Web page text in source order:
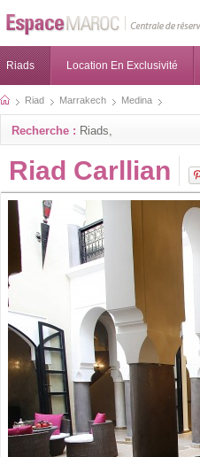
Riads Location En Exclusivité
Riad Marrakech Medina
Recherche : Riads,
Riad Carllian